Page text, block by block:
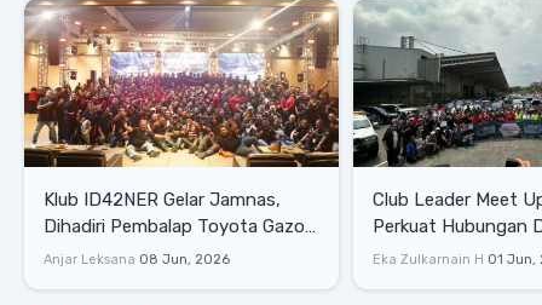
Klub ID42NER Gelar Jamnas,
Dihadiri Pembalap Toyota Gazoo
Racing
Anjar Leksana 08 Jun, 2026
Club Leader Meet
Perkuat Hubungan
Dengan Komunitas
Eka Zulkarnain H 01 Jun,